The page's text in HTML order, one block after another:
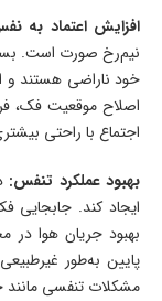
افزایش اعتماد به
نیم‌رخ صورت است.
خود ناراضی هستند و
اصلاح موقعیت فک،
اجتماع با راحتی
بهبود عملکرد تنفس:
ایجاد کند.
بهبود جریان هوا
پایین به‌طور
مشکلات تنفسی